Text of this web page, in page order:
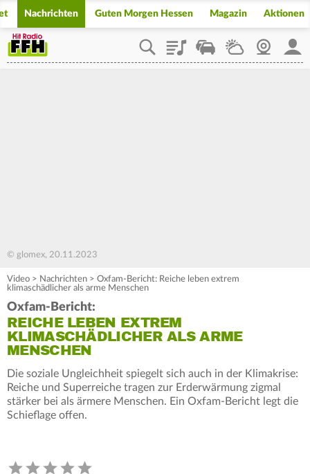
Nachrichten Guten Morgen Hessen Magazin Aktionen
PlaylistStaupilotWetterWebcam
© glomex, 20.11.2023
Video > Nachrichten > Oxfam-Bericht: Reiche leben extrem
klimaschädlicher als arme Menschen
Oxfam-Bericht:
REICHE LEBEN EXTREM
KLIMASCHÄDLICHER ALS ARME
MENSCHEN
Die soziale Ungleichheit spiegelt sich auch in der Klimakrise:
Reiche und Superreiche tragen zur Erderwärmung zigmal
stärker bei als ärmere Menschen. Ein Oxfam-Bericht legt die
Schieflage offen.